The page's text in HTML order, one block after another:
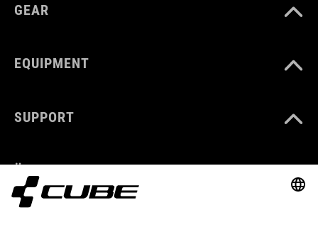
GEAR
EQUIPMENT
SUPPORT
ÜBER UNS